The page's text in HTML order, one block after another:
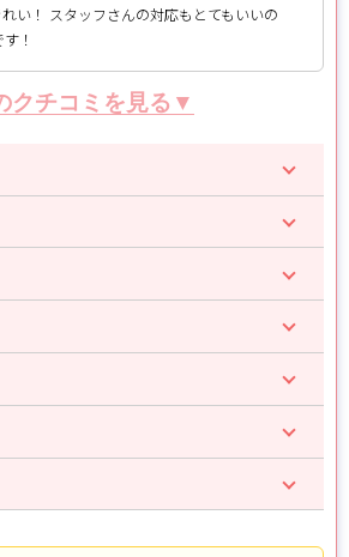
い！ スタッフさんの対応もとてもいいの
！
クチコミを見る▼